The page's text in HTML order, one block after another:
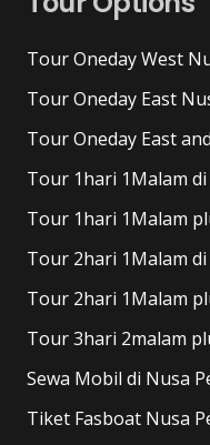
Tour Oneday West
Tour Oneday East
Tour Oneday East
Tour 1hari 1Malam
Tour 1hari 1Malam
Tour 2hari 1Malam
Tour 2hari 1Malam
Tour 3hari 2malam
Sewa Mobil di Nusa
Tiket Fasboat Nusa